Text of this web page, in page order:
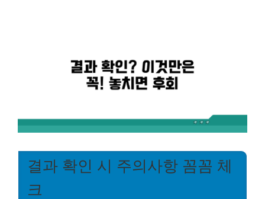
결과 확인 시 주의사항 꼼꼼 체
크